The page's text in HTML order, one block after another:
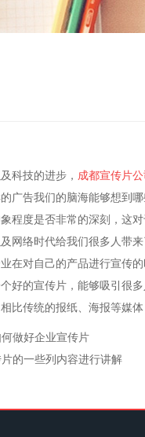
技的进步， 成都宣传片公
广告我们的脑海能够想到
度是否非常的深刻，这对
网络时代给我们很多人带
对自己的产品进行宣传的
好的宣传片，能够吸引很
比传统的报纸、海报等媒
做好企业宣传片
的一些列内容进行讲解